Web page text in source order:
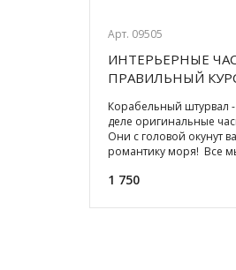
Арт. 09505
ИНТЕРЬЕРНЫЕ
ПРАВИЛЬНЫЙ
Корабельный штурвал
деле оригинальные
Они с головой окунут
романтику моря! Все
1 750